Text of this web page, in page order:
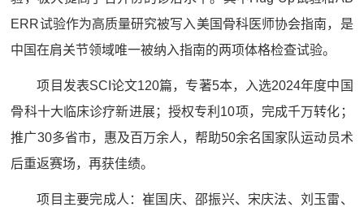
ERR试验作为高质量研究被写入美国骨科医师协会指南，是
中国在肩关节领域唯一被纳入指南的两项体格检查试验。
项目发表SCI论文120篇，专著5本，入选2024年度中国
骨科十大临床诊疗新进展；授权专利10项，完成千万转化；
推广30多省市，惠及百万余人，帮助50余名国家队运动员术
后重返赛场，再获佳绩。
项目主要完成人：崔国庆、邵振兴、宋庆法、刘玉雷、